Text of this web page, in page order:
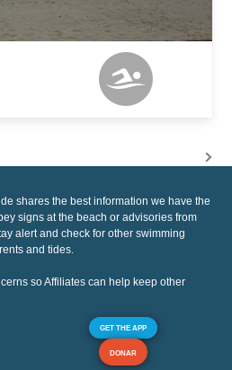
shares the best information we have the
signs at the beach or advisories from
alert and check for other swimming
and tides.
so Affiliates can help keep other
GET THE APP
DONAR